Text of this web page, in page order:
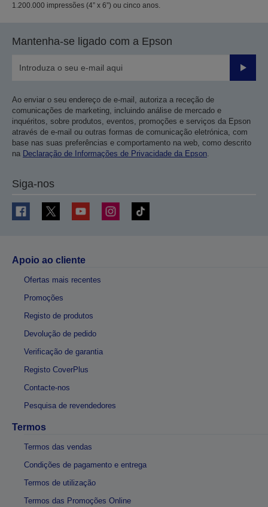
1.200.000 impressões (4” x 6”) ou cinco anos.
Mantenha-se ligado com a Epson
Enviar
Ao enviar o seu endereço de e-mail, autoriza a receção de
comunicações de marketing, incluindo análise de mercado e
inquéritos, sobre produtos, eventos, promoções e serviços da Epson
através de e-mail ou outras formas de comunicação eletrónica, com
base nas suas preferências e comportamento na web, como descrito
na Declaração de Informações de Privacidade da Epson
Siga-nos
Apoio ao cliente
Ofertas mais recentes
Promoções
Registo de produtos
Devolução de pedido
Verificação de garantia
Registo CoverPlus
Contacte-nos
Pesquisa de revendedores
Termos
Termos das vendas
Condições de pagamento e entrega
Termos de utilização
Termos das Promoções Online